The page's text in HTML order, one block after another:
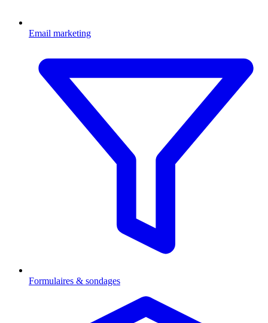
Email marketing
Formulaires & sondages